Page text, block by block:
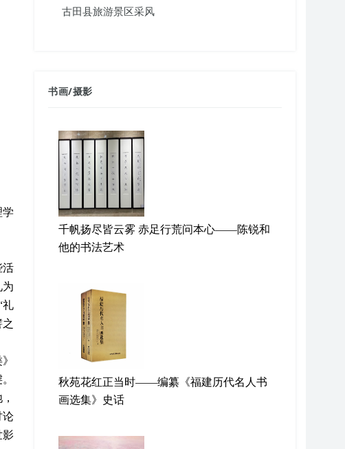
学
活
为
礼
论
影
古田县旅游景区采风
书画/摄影
千帆扬尽皆云雾 赤足行荒问本心——陈锐和
他的书法艺术
秋苑花红正当时——编纂《福建历代名人书
画选集》史话